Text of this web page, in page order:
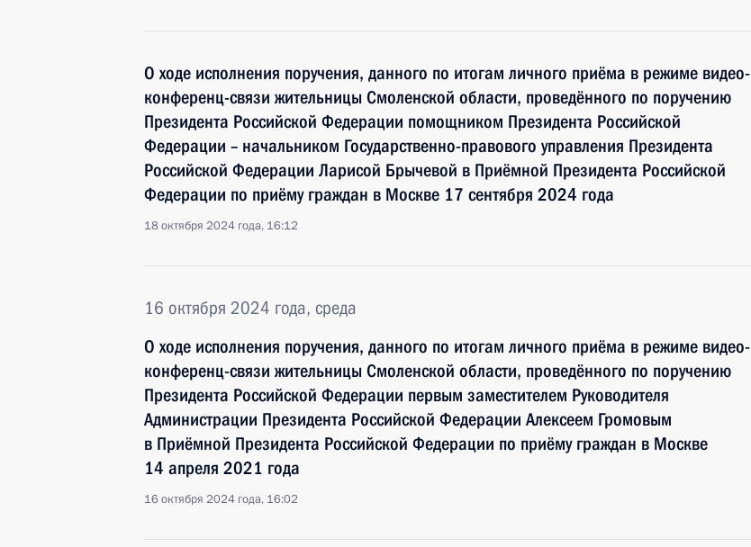
О ходе исполнения поручения, данного по итогам личного приёма в режиме видео-
конференц-связи жительницы Смоленской области, проведённого по поручению
Президента Российской Федерации помощником Президента Российской
Федерации – начальником Государственно-правового управления Президента
Российской Федерации Ларисой Брычевой в Приёмной Президента Российской
Федерации по приёму граждан в Москве 17 сентября 2024 года
18 октября 2024 года, 16:12
16 октября 2024 года, среда
О ходе исполнения поручения, данного по итогам личного приёма в режиме видео-
конференц-связи жительницы Смоленской области, проведённого по поручению
Президента Российской Федерации первым заместителем Руководителя
Администрации Президента Российской Федерации Алексеем Громовым
в Приёмной Президента Российской Федерации по приёму граждан в Москве
14 апреля 2021 года
16 октября 2024 года, 16:02